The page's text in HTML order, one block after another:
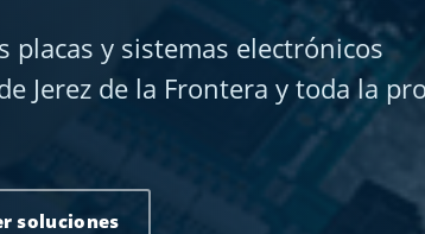
placas y sistemas electrónicos
Jerez de la Frontera y toda la
soluciones